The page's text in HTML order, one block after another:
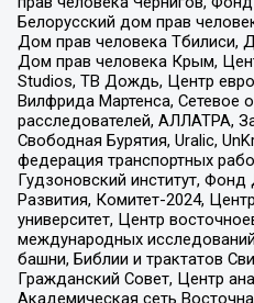
Белорусский дом прав
Дом прав человека Тбилиси,
Дом прав человека Крым,
Studios, ТВ Дождь, Центр
Вилфрида Мартенса, Сетевое
расследователей, АЛЛАТРА,
Свободная Бурятия, Uralic,
федерация транспортных
Гудзоновский институт,
Развития, Комитет-2024,
университет, Центр
международных
башни, Библии и трактатов
Гражданский Совет, Центр
Академическая сеть